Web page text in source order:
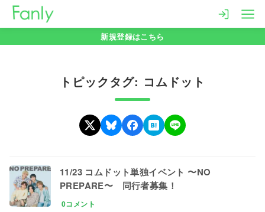
新規登録はこちら
トピックタグ: コムドット
11/23 コムドット単独イベント 〜NO
PREPARE〜 同行者募集！
0コメント